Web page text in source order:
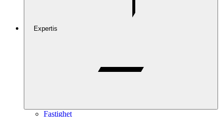
Expertis
Fastighet